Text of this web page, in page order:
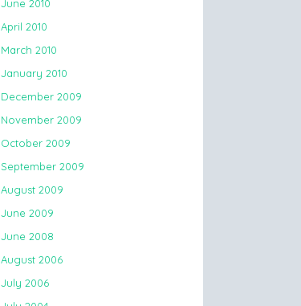
June 2010
April 2010
March 2010
January 2010
December 2009
November 2009
October 2009
September 2009
August 2009
June 2009
June 2008
August 2006
July 2006